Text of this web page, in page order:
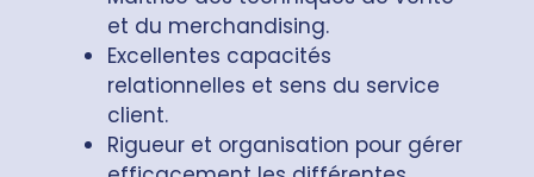
et du merchandising.
Excellentes capacités
relationnelles et sens du service
client.
Rigueur et organisation pour gérer